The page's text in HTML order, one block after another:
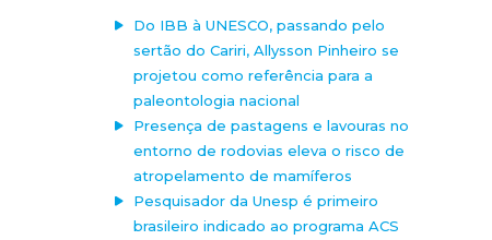
Do IBB à UNESCO, passando pelo
sertão do Cariri, Allysson Pinheiro se
projetou como referência para a
paleontologia nacional
Presença de pastagens e lavouras no
entorno de rodovias eleva o risco de
atropelamento de mamíferos
Pesquisador da Unesp é primeiro
brasileiro indicado ao programa ACS